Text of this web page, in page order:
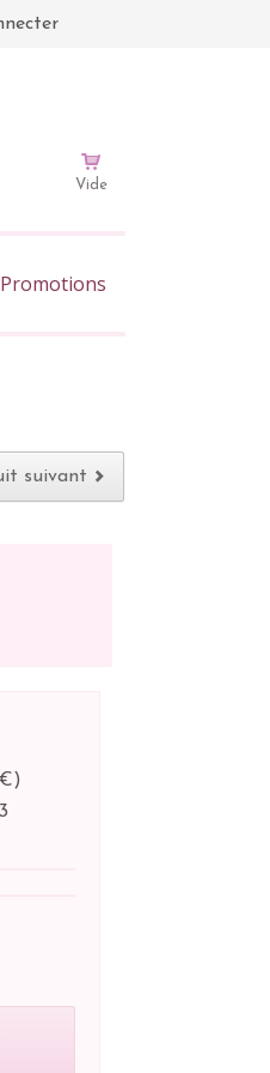
Vide
Promotions
suivant
)